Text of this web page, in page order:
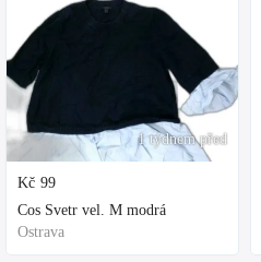
1 týdnem před
Kč 99
Cos Svetr vel. M modrá
Ostrava